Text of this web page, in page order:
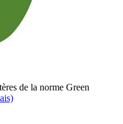
de la norme Green